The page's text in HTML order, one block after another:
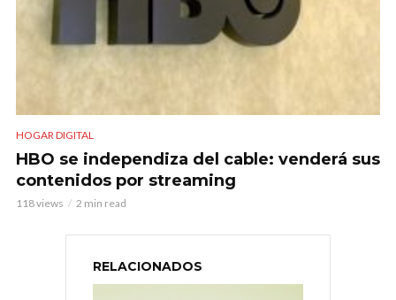
HOGAR DIGITAL
HBO se independiza del cable: venderá sus
contenidos por streaming
118 views 2 min read
RELACIONADOS